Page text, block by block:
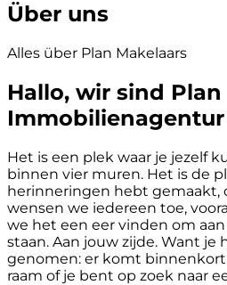
Über uns
Alles über Plan Makelaars
Hallo, wir sind Plan
Het is een plek waar je jezelf
binnen vier muren. Het is de
herinneringen hebt gemaakt,
wensen we iedereen toe,
we het een eer vinden om
staan. Aan jouw zijde. Want je
genomen: er komt
raam of je bent op zoek naar